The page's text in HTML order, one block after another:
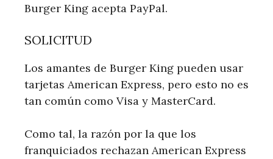
Burger King acepta PayPal.
SOLICITUD
Los amantes de Burger King pueden usar
tarjetas American Express, pero esto no es
tan común como Visa y MasterCard.
Como tal, la razón por la que los
franquiciados rechazan American Express